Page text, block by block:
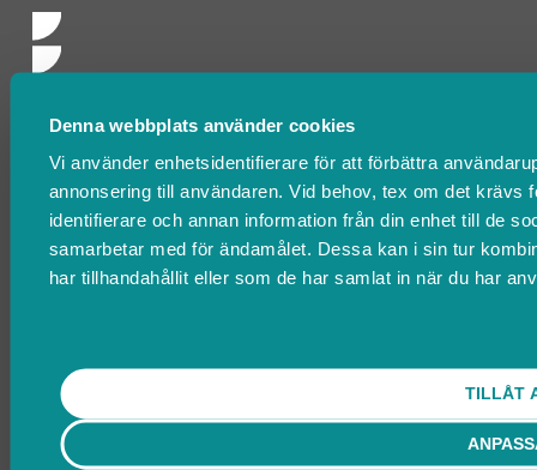
Denna webbplats använder cookies
Vi använder enhetsidentifierare för att förbättra
annonsering till användaren. Vid behov, tex om det krävs
identifierare och annan information från din enhet till de
samarbetar med för ändamålet. Dessa kan i sin tur
har tillhandahållit eller som de har samlat in när du har
TILLÅT
Kontakta oss
FAQ
Om oss
Villkor & policyer
010-10 10 360
Vardagar 09.00 – 16.00
Lunchstängt 12.00 - 13.00